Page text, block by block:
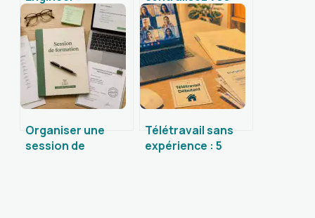
comment
transformer l’IA en
levier de
performance, de
productivité et de
carrière ?
projets et vos
compétences sur
une interface
unique
Organiser une
session de
Télétravail sans
expérience : 5